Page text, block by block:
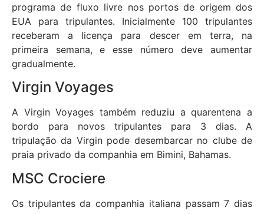
programa de fluxo livre nos portos de origem dos
EUA para tripulantes. Inicialmente 100 tripulantes
receberam a licença para descer em terra, na
primeira semana, e esse número deve aumentar
gradualmente.
Virgin Voyages
A Virgin Voyages também reduziu a quarentena a
bordo para novos tripulantes para 3 dias. A
tripulação da Virgin pode desembarcar no clube de
praia privado da companhia em Bimini, Bahamas.
MSC Crociere
Os tripulantes da companhia italiana passam 7 dias